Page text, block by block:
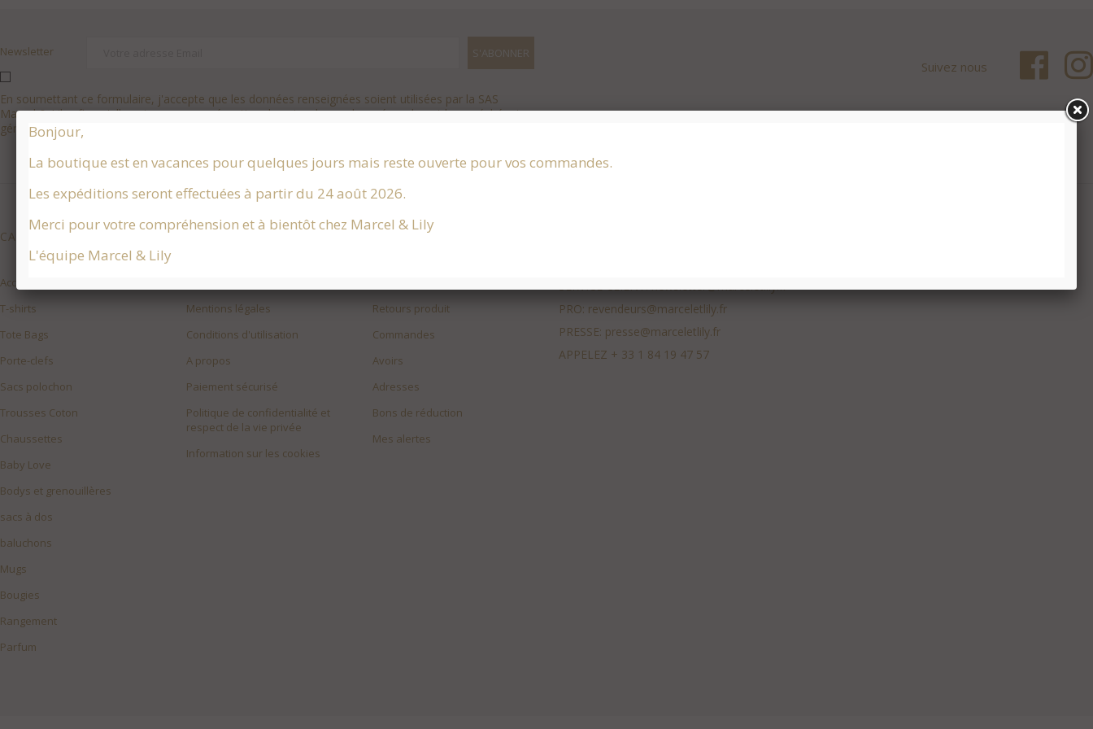
Newsletter
En soumettant ce formulaire, j'accepte que les données renseignées soient utilisées par la SAS
Marcel & Lily afin qu'elle puisse accuser réception de votre demande, y répondre, et le cas échéant,
gérer la relation commerciale et contractuelle qui pourrait en résulter.
Suivez nous
CATÉGORIES
Accueil
T-shirts
Tote Bags
Porte-clefs
Sacs polochon
Trousses Coton
Chaussettes
Baby Love
Bodys et grenouillères
sacs à dos
baluchons
Mugs
Bougies
Rangement
Parfum
Mentions légales
Conditions d'utilisation
A propos
Paiement sécurisé
Politique de confidentialité et
respect de la vie privée
Information sur les cookies
VOTRE COMPTE
Retours produit
Commandes
Avoirs
Adresses
Bons de réduction
Mes alertes
SERVICE CLIENT:newsletter@marceletlily.fr
PRO: revendeurs@marceletlily.fr
PRESSE: presse@marceletlily.fr
APPELEZ + 33 1 84 19 47 57
Bonjour,
La boutique est en vacances pour quelques jours mais reste ouverte pour vos commandes.
Les expéditions seront effectuées à partir du 24 août 2026.
Merci pour votre compréhension et à bientôt chez Marcel & Lily
L'équipe Marcel & Lily